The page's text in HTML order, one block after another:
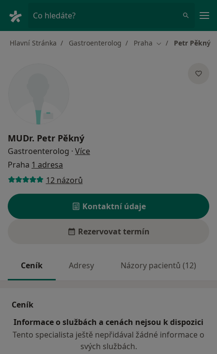
Co hledáte?
Hlavní Stránka Gastroenterolog Praha Změna města
Petr Pěkný
MUDr. Petr Pěkný
Gastroenterolog · Více
Praha 1 adresa
12 názorů
Kontaktní údaje
Rezervovat termín
Ceník Adresy Názory pacientů (12)
Ceník
Informace o službách a cenách nejsou k dispozici
Tento specialista ještě nepřidával žádné informace o
svých službách.